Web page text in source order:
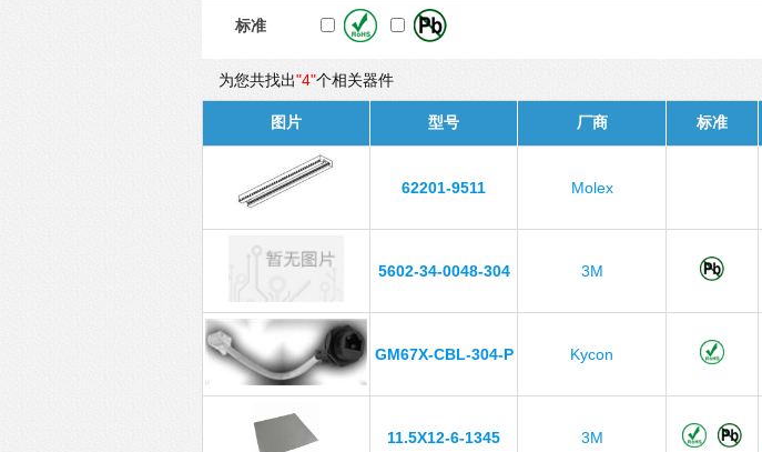
标准
为您共找出"4"个相关器件
图片 型号 厂商 标准
62201-9511 Molex
5602-34-0048-304 3M
GM67X-CBL-304-P Kycon
11.5X12-6-1345 3M